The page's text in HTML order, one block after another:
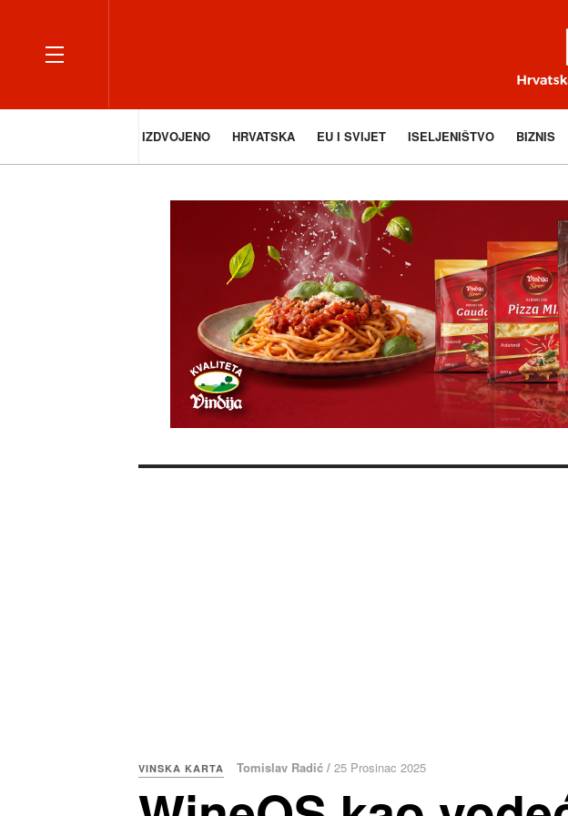
IZDVOJENO HRVATSKA EU I SVIJET ISELJENIŠTVO BIZNIS
VINSKA KARTA Tomislav Radić / 25 Prosinac 2025